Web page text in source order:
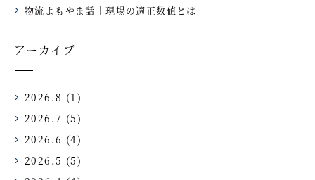
物流よもやま話｜現場の適正数値とは
アーカイブ
2026.8 (1)
2026.7 (5)
2026.6 (4)
2026.5 (5)